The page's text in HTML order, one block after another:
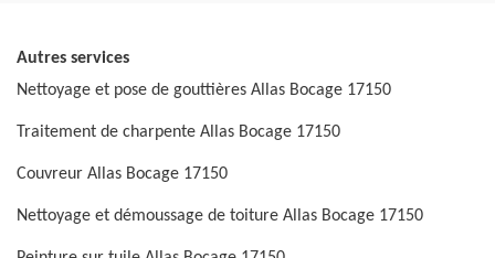
Autres services
Nettoyage et pose de gouttières Allas Bocage 17150
Traitement de charpente Allas Bocage 17150
Couvreur Allas Bocage 17150
Nettoyage et démoussage de toiture Allas Bocage 17150